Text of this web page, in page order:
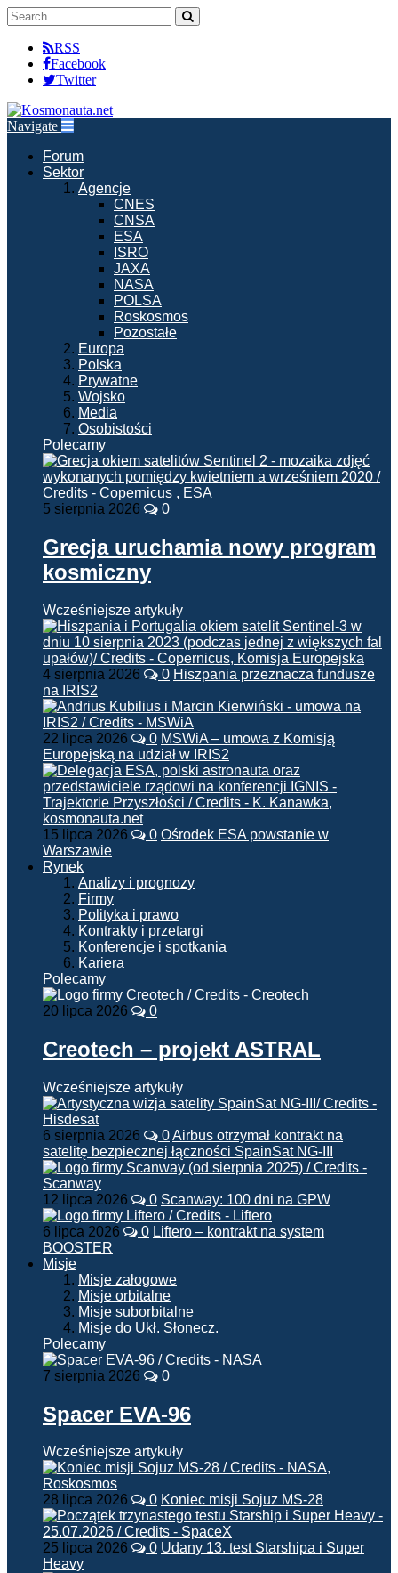
RSS
Facebook
Twitter
Navigate
Forum
Sektor
Agencje
CNES
CNSA
ESA
ISRO
JAXA
NASA
POLSA
Roskosmos
Pozostałe
Europa
Polska
Prywatne
Wojsko
Media
Osobistości
Polecamy
5 sierpnia 2026 0
Grecja uruchamia nowy program
kosmiczny
Wcześniejsze artykuły
4 sierpnia 2026 0 Hiszpania przeznacza fundusze
na IRIS2
22 lipca 2026 0 MSWiA – umowa z Komisją
Europejską na udział w IRIS2
15 lipca 2026 0 Ośrodek ESA powstanie w
Warszawie
Rynek
Analizy i prognozy
Firmy
Polityka i prawo
Kontrakty i przetargi
Konferencje i spotkania
Kariera
Polecamy
20 lipca 2026 0
Creotech – projekt ASTRAL
Wcześniejsze artykuły
6 sierpnia 2026 0Airbus otrzymał kontrakt na
satelitę bezpiecznej łączności SpainSat NG-III
12 lipca 2026 0 Scanway: 100 dni na GPW
6 lipca 2026 0 Liftero – kontrakt na system
BOOSTER
Misje
Misje załogowe
Misje orbitalne
Misje suborbitalne
Misje do Ukł. Słonecz.
Polecamy
7 sierpnia 2026 0
Spacer EVA-96
Wcześniejsze artykuły
28 lipca 2026 0 Koniec misji Sojuz MS-28
25 lipca 2026 0 Udany 13. test Starshipa i Super
Heavy